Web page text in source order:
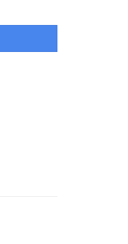
basura cantidad